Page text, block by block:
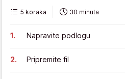
5 koraka 30 minuta
Napravite podlogu
Pripremite fil